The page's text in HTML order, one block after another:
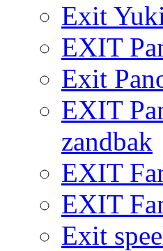
Exit
EXIT
Exit
EXIT
zandbak
EXIT
EXIT
Exit